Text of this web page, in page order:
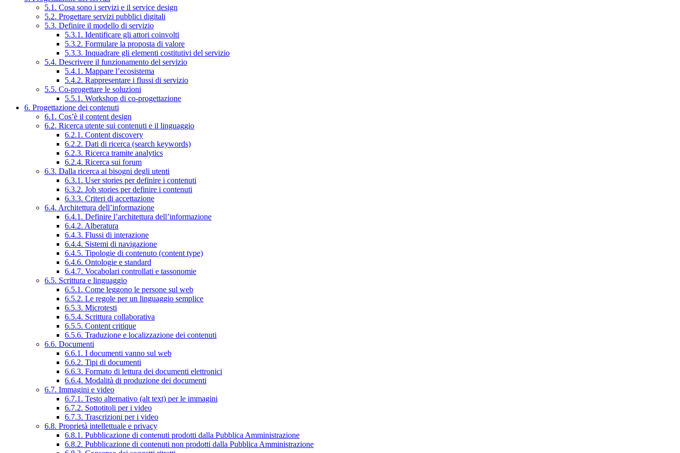
5.1. Cosa sono i servizi e il service design
5.2. Progettare servizi pubblici digitali
5.3. Definire il modello di servizio
5.3.1. Identificare gli attori coinvolti
5.3.2. Formulare la proposta di valore
5.3.3. Inquadrare gli elementi costitutivi del servizio
5.4. Descrivere il funzionamento del servizio
5.4.1. Mappare l’ecosistema
5.4.2. Rappresentare i flussi di servizio
5.5. Co-progettare le soluzioni
5.5.1. Workshop di co-progettazione
6. Progettazione dei contenuti
6.1. Cos’è il content design
6.2. Ricerca utente sui contenuti e il linguaggio
6.2.1. Content discovery
6.2.2. Dati di ricerca (search keywords)
6.2.3. Ricerca tramite analytics
6.2.4. Ricerca sui forum
6.3. Dalla ricerca ai bisogni degli utenti
6.3.1. User stories per definire i contenuti
6.3.2. Job stories per definire i contenuti
6.3.3. Criteri di accettazione
6.4. Architettura dell’informazione
6.4.1. Definire l’architettura dell’informazione
6.4.2. Alberatura
6.4.3. Flussi di interazione
6.4.4. Sistemi di navigazione
6.4.5. Tipologie di contenuto (content type)
6.4.6. Ontologie e standard
6.4.7. Vocabolari controllati e tassonomie
6.5. Scrittura e linguaggio
6.5.1. Come leggono le persone sul web
6.5.2. Le regole per un linguaggio semplice
6.5.3. Microtesti
6.5.4. Scrittura collaborativa
6.5.5. Content critique
6.5.6. Traduzione e localizzazione dei contenuti
6.6. Documenti
6.6.1. I documenti vanno sul web
6.6.2. Tipi di documenti
6.6.3. Formato di lettura dei documenti elettronici
6.6.4. Modalità di produzione dei documenti
6.7. Immagini e video
6.7.1. Testo alternativo (alt text) per le immagini
6.7.2. Sottotitoli per i video
6.7.3. Trascrizioni per i video
6.8. Proprietà intellettuale e privacy
6.8.1. Pubblicazione di contenuti prodotti dalla Pubblica Amministrazione
6.8.2. Pubblicazione di contenuti non prodotti dalla Pubblica Amministrazione